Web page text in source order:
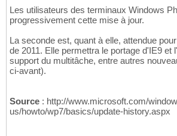
Les utilisateurs des terminaux Windows
progressivement cette mise à jour.
La seconde est, quant à elle, attendue
de 2011. Elle permettra le portage d'IE9 et
support du multitâche, entre autres
ci-avant).
Source : http://www.microsoft.com/
us/howto/wp7/basics/update-history.aspx